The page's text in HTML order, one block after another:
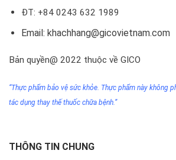
ĐT: +84 0243 632 1989
Email: khachhang@gicovietnam.com
Bản quyền@ 2022 thuộc về GICO
“Thực phẩm bảo vệ sức khỏe. Thực phẩm này không
tác dụng thay thế thuốc chữa bệnh.”
THÔNG TIN CHUNG